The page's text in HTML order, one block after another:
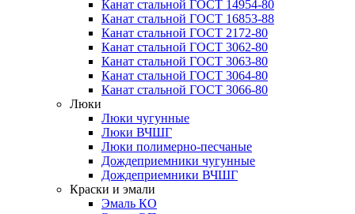
Канат стальной ГОСТ 14954-80
Канат стальной ГОСТ 16853-88
Канат стальной ГОСТ 2172-80
Канат стальной ГОСТ 3062-80
Канат стальной ГОСТ 3063-80
Канат стальной ГОСТ 3064-80
Канат стальной ГОСТ 3066-80
Люки
Люки чугунные
Люки ВЧШГ
Люки полимерно-песчаные
Дождеприемники чугунные
Дождеприемники ВЧШГ
Краски и эмали
Эмаль КО